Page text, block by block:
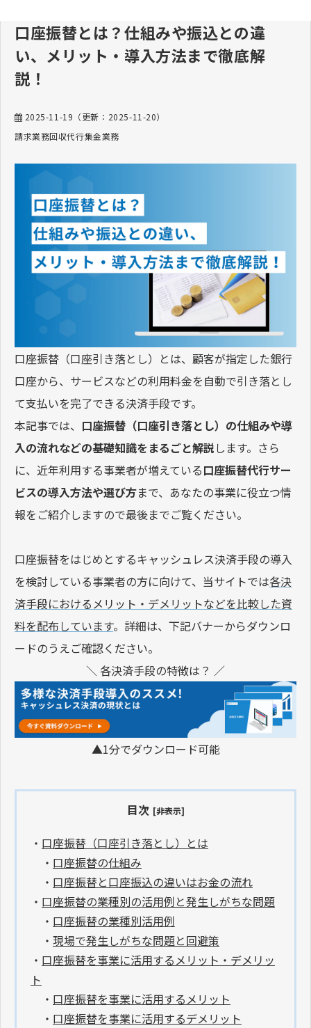
口座振替とは？仕組みや振込との違
い、メリット・導入方法まで徹底解
説！
2025-11-19 （更新： 2025-11-20）
請求業務回収代行集金業務
口座振替（口座引き落とし）とは、顧客が指定した銀行
口座から、サービスなどの利用料金を自動で引き落とし
て支払いを完了できる決済手段です。
本記事では、 口座振替（口座引き落とし）の仕組みや導
入の流れなどの基礎知識をまるごと解説 します。さら
に、近年利用する事業者が増えている口座振替代行サー
ビスの導入方法や選び方まで、あなたの事業に役立つ情
報をご紹介しますので最後までご覧ください。
口座振替をはじめとするキャッシュレス決済手段の導入
を検討している事業者の方に向けて、当サイトでは各決
済手段におけるメリット・デメリットなどを比較した資
料を配布しています。詳細は、下記バナーからダウンロ
ードのうえご確認ください。
＼ 各決済手段の特徴は？ ／
▲1分でダウンロード可能
目次 [非表示]
・ 口座振替（口座引き落とし）とは
・ 口座振替の仕組み
・ 口座振替と口座振込の違いはお金の流れ
・ 口座振替の業種別の活用例と発生しがちな問題
・ 口座振替の業種別活用例
・ 現場で発生しがちな問題と回避策
・ 口座振替を事業に活用するメリット・デメリッ
ト
・ 口座振替を事業に活用するメリット
・ 口座振替を事業に活用するデメリット